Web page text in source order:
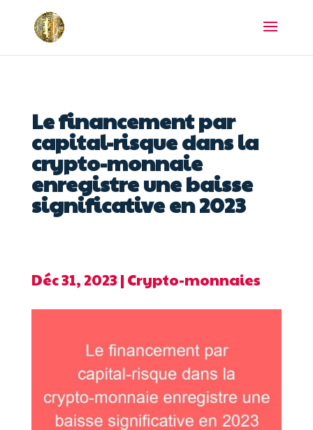
Le financement par
capital-risque dans la
crypto-monnaie
enregistre une baisse
significative en 2023
Déc 31, 2023 | Crypto-monnaies